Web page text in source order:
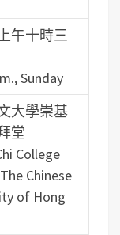
午十時三
Sunday
大學崇基
堂
College
Chinese
of Hong